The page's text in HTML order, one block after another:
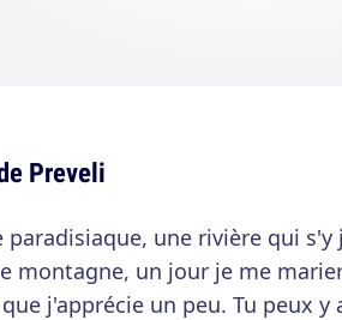
Preveli
paradisiaque, une rivière qui
montagne, un jour je me
j'apprécie un peu. Tu peux y